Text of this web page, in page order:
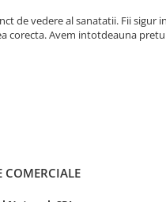
de vedere al sanatatii. Fii sigur
corecta. Avem intotdeauna
COMERCIALE